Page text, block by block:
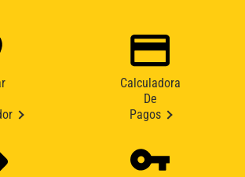
Calculadora
De
Pagos